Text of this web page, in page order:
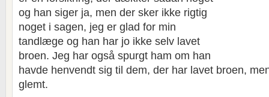
og han siger ja, men der sker ikke rigtig
noget i sagen, jeg er glad for min
tandlæge og han har jo ikke selv lavet
broen. Jeg har også spurgt ham om han
havde henvendt sig til dem, der har lavet broen,
glemt.